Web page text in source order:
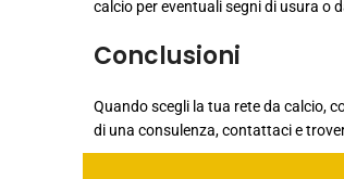
calcio per eventuali segni di usura o
Conclusioni
Quando scegli la tua rete da calcio,
di una consulenza, contattaci e